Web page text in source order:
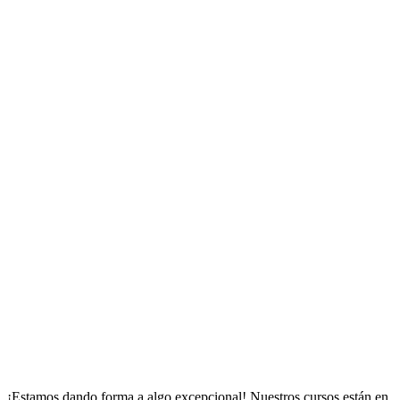
¡Estamos dando forma a algo excepcional! Nuestros cursos están en